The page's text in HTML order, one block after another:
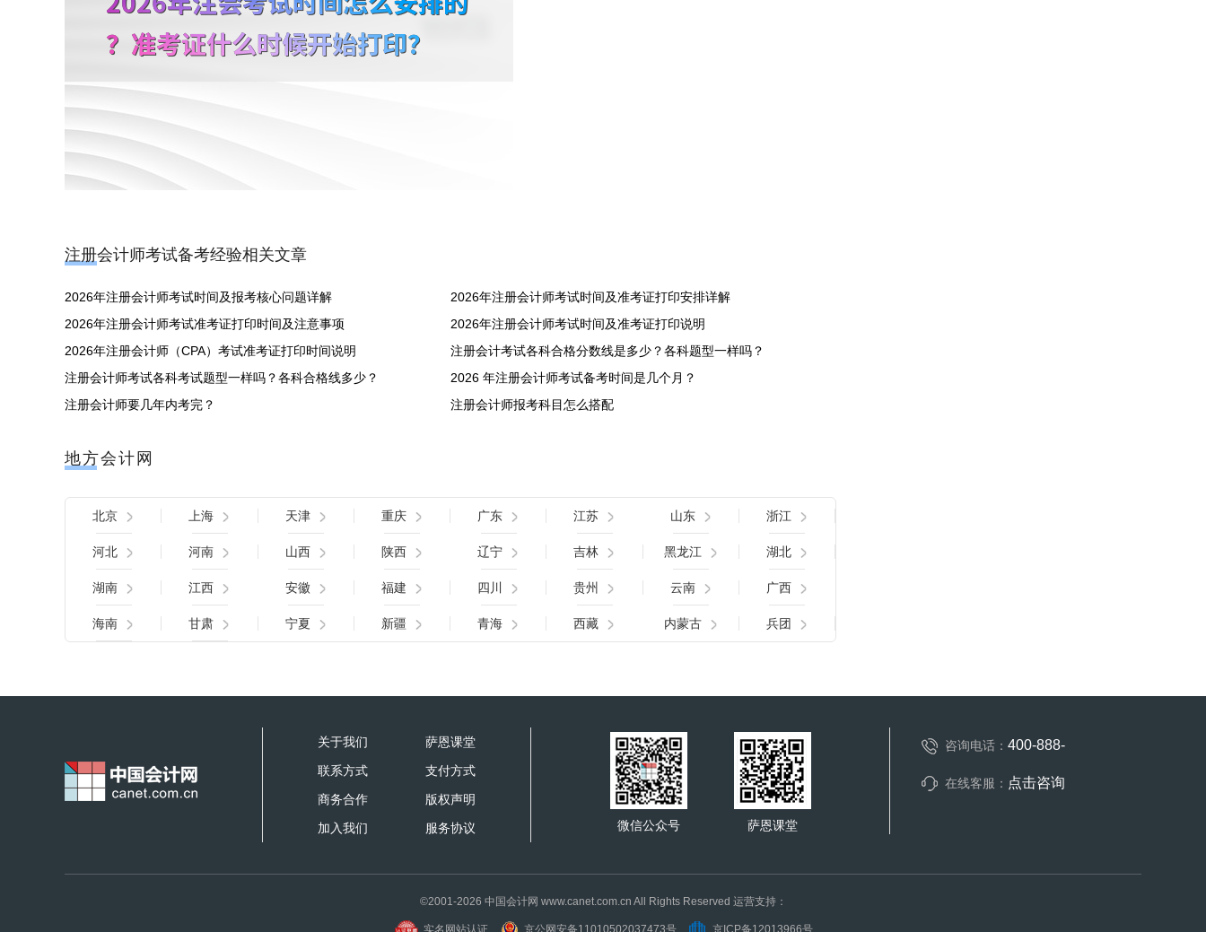
注册会计师考试备考经验相关文章
2026年注册会计师考试时间及报考核心问题详解
2026年注册会计师考试时间及准考证打印安排详解
2026年注册会计师考试准考证打印时间及注意事项
2026年注册会计师考试时间及准考证打印说明
2026年注册会计师（CPA）考试准考证打印时间说明
注册会计考试各科合格分数线是多少？各科题型一样吗？
注册会计师考试各科考试题型一样吗？各科合格线多少？
2026 年注册会计师考试备考时间是几个月？
注册会计师要几年内考完？
注册会计师报考科目怎么搭配
地方会计网
北京 上海 天津 重庆 广东 江苏 山东 浙江
河北 河南 山西 陕西 辽宁 吉林 黑龙江 湖北
湖南 江西 安徽 福建 四川 贵州 云南 广西
海南 甘肃 宁夏 新疆 青海 西藏 内蒙古 兵团
关于我们
萨恩课堂
联系方式
支付方式
商务合作
版权声明
加入我们
服务协议 微信公众号 萨恩课堂
咨询电话： 400-888-
在线客服： 点击咨询
©2001-2026 中国会计网 www.canet.com.cn All Rights Reserved 运营支持：
实名网站认证 京公网安备11010502037473号 京ICP备12013966号